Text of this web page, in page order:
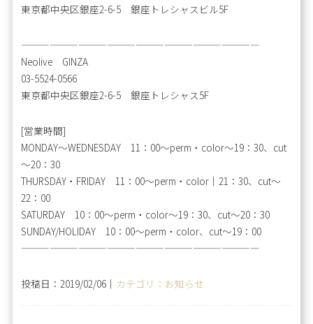
東京都中央区銀座2-6-5 銀座トレシャスビル5F
—————————————————————————
Neolive GINZA
03-5524-0566
東京都中央区銀座2-6-5 銀座トレシャス5F
[営業時間]
MONDAY～WEDNESDAY 11：00～perm・color～19：30、cut
～20：30
THURSDAY・FRIDAY 11：00～perm・color｜21：30、cut～
22：00
SATURDAY 10：00～perm・color～19：30、cut～20：30
SUNDAY/HOLIDAY 10：00～perm・color、cut～19：00
—————————————————————————
投稿日：2019/02/06｜ カテゴリ：お知らせ